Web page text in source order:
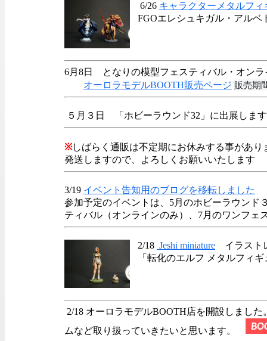
6/26 キャラクターメタルフィ
FGOエレシュキガル・アルベ
6月8日 となりの模型フェスティバル・オン
オーロラモデルBOOTH販売ページ 販売期
５月３日 「ホビーラウンド32」に出展し
※しばらく通販は不定期にお休みする事があ
発送しますので、よろしくお願いいたします
3/19 イベント告知用のブログを移転しました
参加予定のイベントは、5月のホビーラウンド
ティバル（オンラインのみ）、7月のワンフェ
2/18 Jeshi miniature イラスト
「転化のエルフ メタルフィ
2/18 オーロラモデルBOOTH店を開設しまし
ムなど取り扱っていきたいと思います。